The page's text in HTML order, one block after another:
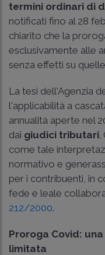
termini ordinari di
notificati fino al 28
chiarito che la
esclusivamente alle
senza effetti su
La tesi dell'Agenzia
l'applicabilità a
annualità aperte nel
dai giudici tributari.
come tale
normativo e
per i contribuenti, in
fede e leale
212/2000.
Proroga Covid:
limitata